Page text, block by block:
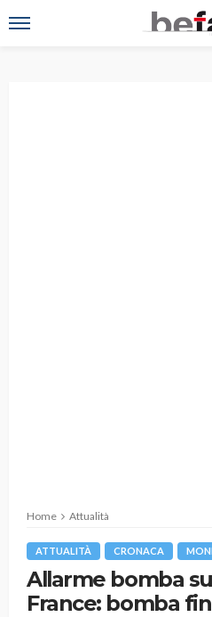
Home Attualità
ATTUALITÀ CRONACA
Allarme bomba
France: bomba